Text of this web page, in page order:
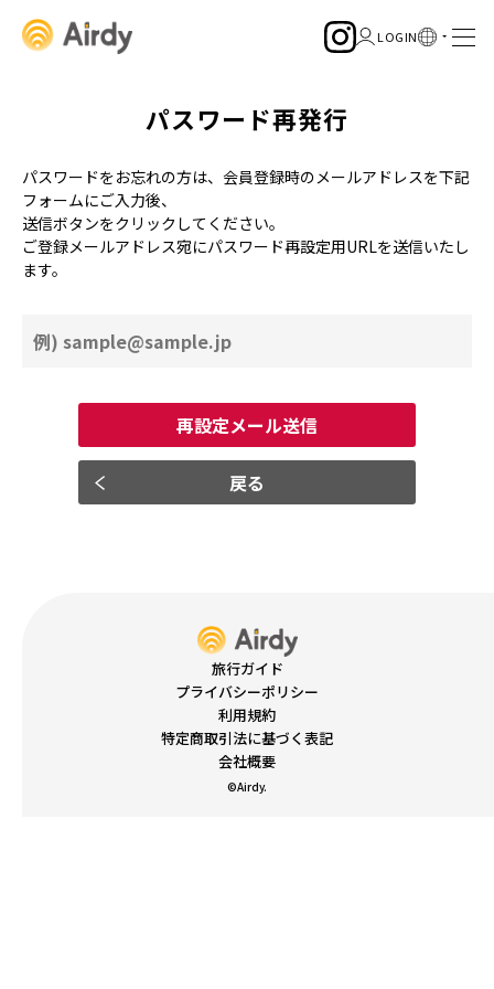
パスワード再発行
パスワードをお忘れの方は、会員登録時のメールアドレスを下記
フォームにご入力後、
送信ボタンをクリックしてください。
ご登録メールアドレス宛にパスワード再設定用URLを送信いたし
ます。
戻る
再設定メール送信
旅行ガイド
プライバシーポリシー
利用規約
特定商取引法に基づく表記
会社概要
©Airdy.